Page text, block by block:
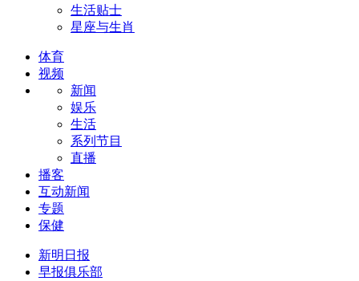
生活贴士
星座与生肖
体育
视频
新闻
娱乐
生活
系列节目
直播
播客
互动新闻
专题
保健
新明日报
早报俱乐部